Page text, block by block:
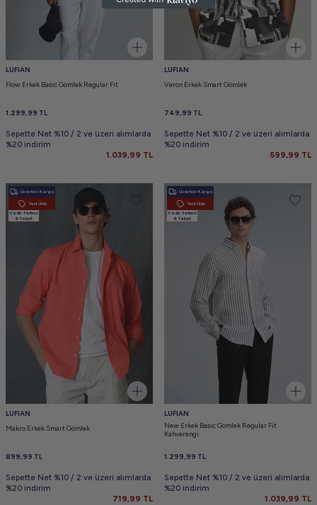
LUFIAN
Flow Erkek Basic Gömlek Regular Fit
1.299,99 TL
Sepette Net %10 / 2 ve üzeri alımlarda
%20 indirim
1.039,99 TL
LUFIAN
Veron Erkek Smart Gömlek
749,99 TL
Sepette Net %10 / 2 ve üzeri alımlarda
%20 indirim
599,99 TL
Ücretsiz Kargo
Yeni Ürün
Vade farksız
6 Taksit
LUFIAN
Makro Erkek Smart Gömlek
899,99 TL
Sepette Net %10 / 2 ve üzeri alımlarda
%20 indirim
719,99 TL
Ücretsiz Kargo
Yeni Ürün
Vade farksız
6 Taksit
LUFIAN
New Erkek Basic Gömlek Regular Fit
Kahverengi
1.299,99 TL
Sepette Net %10 / 2 ve üzeri alımlarda
%20 indirim
1.039,99 TL